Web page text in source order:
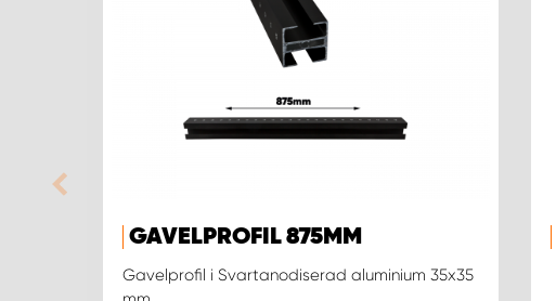
GAVELPROFIL 875MM
Gavelprofil i Svartanodiserad aluminium 35x35